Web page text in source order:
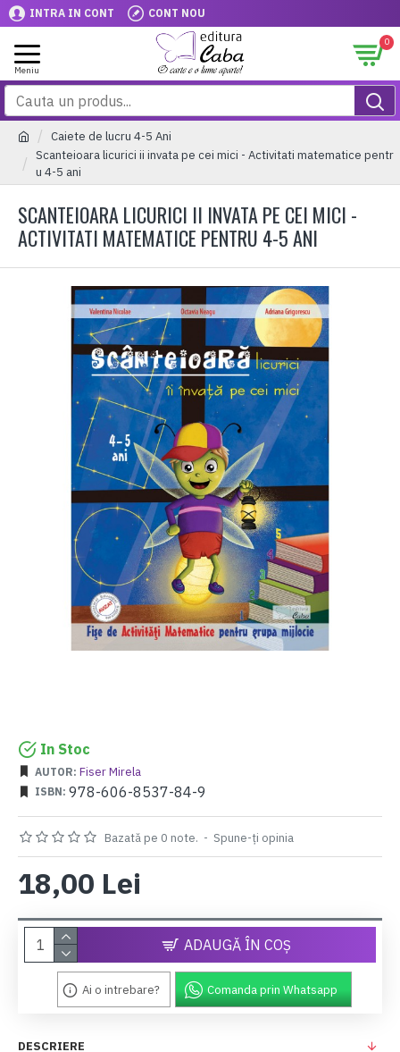
INTRA IN CONT CONT NOU
0
Caiete de lucru 4-5 Ani
Scanteioara licurici ii invata pe cei mici - Activitati matematice pentr
u 4-5 ani
SCANTEIOARA LICURICI II INVATA PE CEI MICI -
ACTIVITATI MATEMATICE PENTRU 4-5 ANI
In Stoc
AUTOR: Fiser Mirela
ISBN: 978-606-8537-84-9
Bazată pe 0 note. - Spune-ţi opinia
18,00 Lei
ADAUGĂ ÎN COŞ
Ai o intrebare? Comanda prin Whatsapp
DESCRIERE